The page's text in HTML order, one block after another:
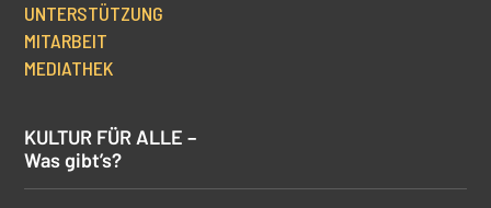
UNTERSTÜTZUNG
MITARBEIT
MEDIATHEK
KULTUR FÜR ALLE –
Was gibt’s?